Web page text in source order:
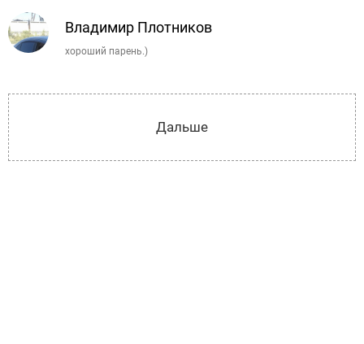
Владимир Плотников
хороший парень.)